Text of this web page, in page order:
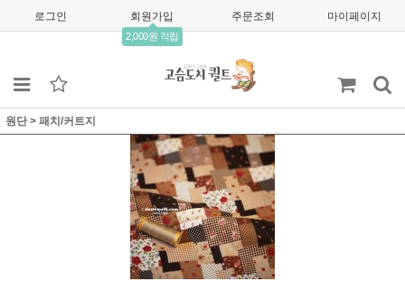
로그인 회원가입
2,000원 적립
주문조회 마이페이지
원단 > 패치/커트지